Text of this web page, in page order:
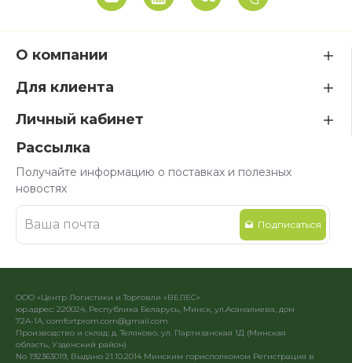
О компании
Для клиента
Личный кабинет
Рассылка
Получайте информацию о поставках и полезных
новостях
Подписаться
ООО «Центр Логистики и Торговли «ВЕЛЕС»
юр.адрес: 220024, Республика Беларусь, Минск, ул.Асаналиева, дом
72А-1А, comfortprom.com@gmail.com
Производство и склад: д. Теляково, ул. Партизанская 1Д (Минская
область, Узденский район)
No 192363019, Выдано 21.10.2014 Минским горисполкомом Регистрация в